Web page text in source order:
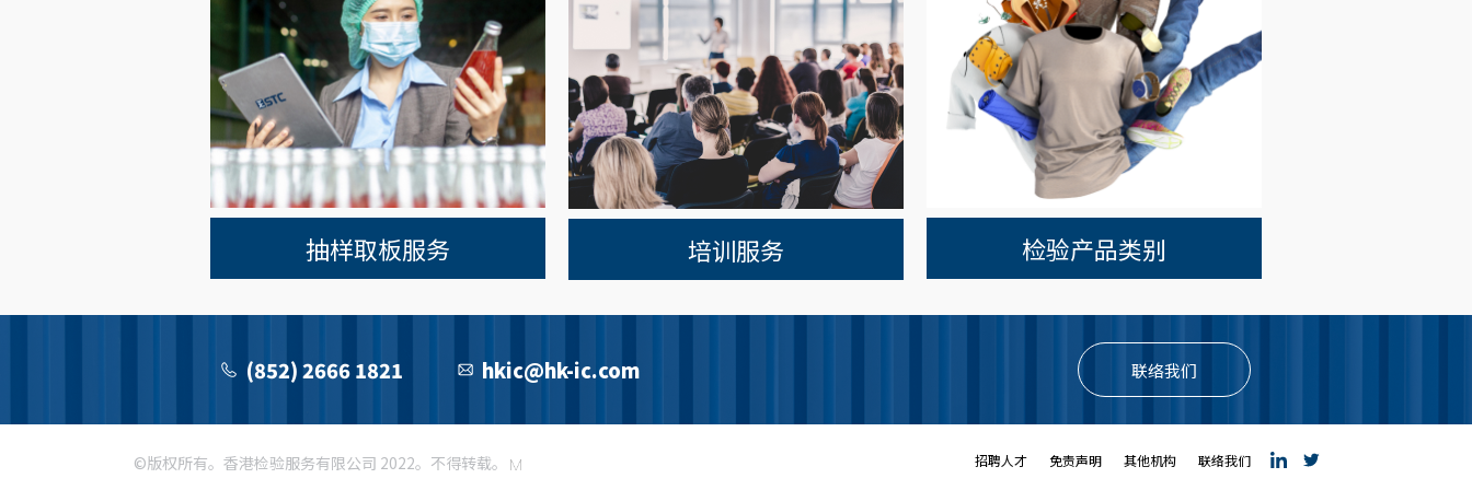
抽样取板服务 培训服务 检验产品类别
(852) 2666 1821 hkic@hk-ic.com 联络我们
©版权所有。香港检验服务有限公司 2022。不得转载。 招聘人才 免责声明 其他机构 联络我们